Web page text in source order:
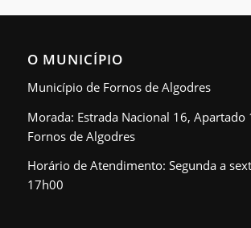
O MUNICÍPIO
Município de Fornos de Algodres
Morada: Estrada Nacional 16, Apartado
Fornos de Algodres
Horário de Atendimento: Segunda a
17h00